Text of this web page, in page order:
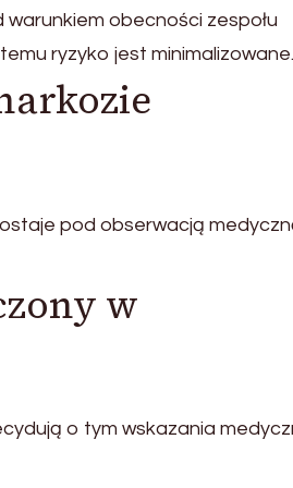
obecności zespołu
ryzyko jest minimalizowane.
pod obserwacją
w
o tym wskazania